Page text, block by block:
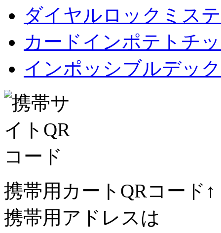
ダイヤルロックミス
カードインポテトチ
インポッシブルデック
携帯用カートQRコード↑
携帯用アドレスは